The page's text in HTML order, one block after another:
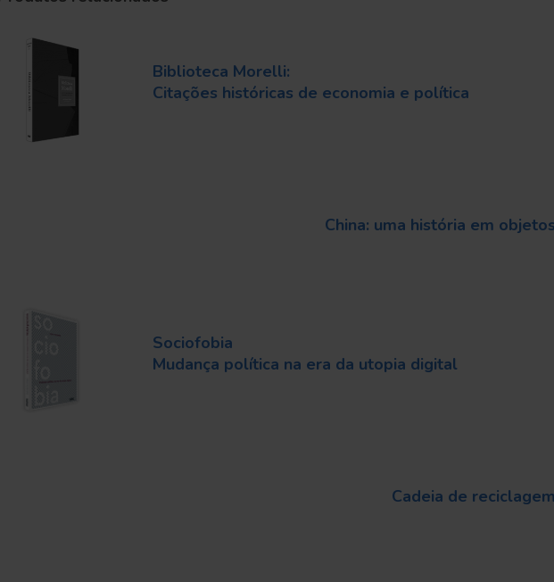
Biblioteca Morelli:
Citações históricas de economia e política
China: uma história em
Sociofobia
Mudança política na era da utopia digital
Cadeia de